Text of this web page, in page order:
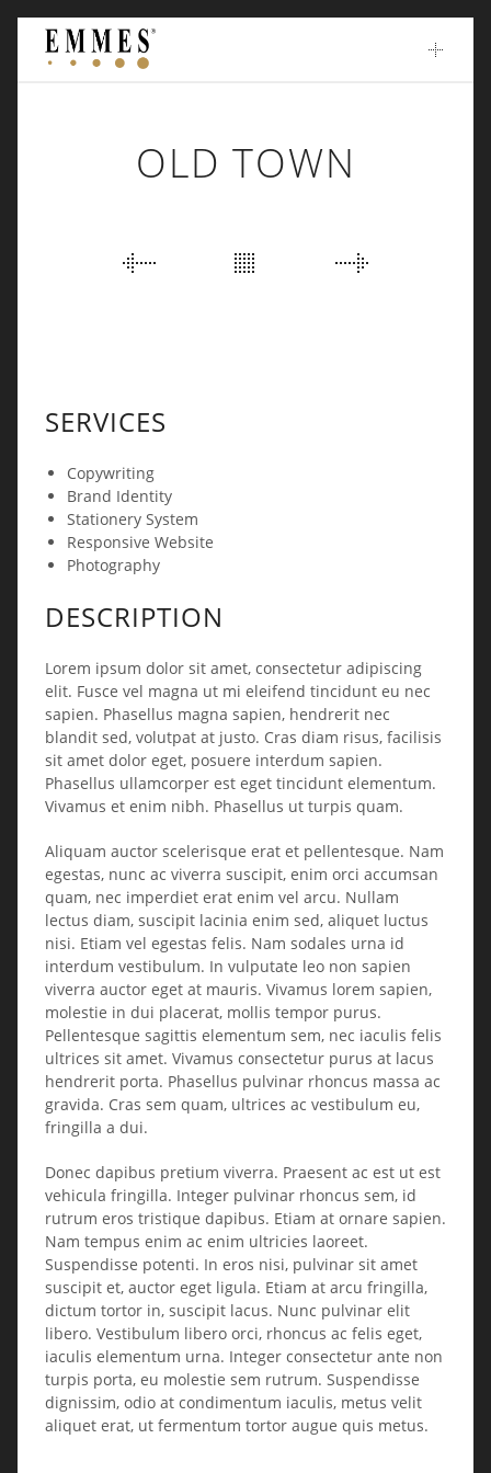
Skip
to
OLD TOWN
PORTFOLIO
SERVICES
Copywriting
Brand Identity
Stationery System
Responsive Website
Photography
DESCRIPTION
Lorem ipsum dolor sit amet, consectetur adipiscing
elit. Fusce vel magna ut mi eleifend tincidunt eu nec
sapien. Phasellus magna sapien, hendrerit nec
blandit sed, volutpat at justo. Cras diam risus, facilisis
sit amet dolor eget, posuere interdum sapien.
Phasellus ullamcorper est eget tincidunt elementum.
Vivamus et enim nibh. Phasellus ut turpis quam.
Aliquam auctor scelerisque erat et pellentesque. Nam
egestas, nunc ac viverra suscipit, enim orci accumsan
quam, nec imperdiet erat enim vel arcu. Nullam
lectus diam, suscipit lacinia enim sed, aliquet luctus
nisi. Etiam vel egestas felis. Nam sodales urna id
interdum vestibulum. In vulputate leo non sapien
viverra auctor eget at mauris. Vivamus lorem sapien,
molestie in dui placerat, mollis tempor purus.
Pellentesque sagittis elementum sem, nec iaculis felis
ultrices sit amet. Vivamus consectetur purus at lacus
hendrerit porta. Phasellus pulvinar rhoncus massa ac
gravida. Cras sem quam, ultrices ac vestibulum eu,
fringilla a dui.
Donec dapibus pretium viverra. Praesent ac est ut est
vehicula fringilla. Integer pulvinar rhoncus sem, id
rutrum eros tristique dapibus. Etiam at ornare sapien.
Nam tempus enim ac enim ultricies laoreet.
Suspendisse potenti. In eros nisi, pulvinar sit amet
suscipit et, auctor eget ligula. Etiam at arcu fringilla,
dictum tortor in, suscipit lacus. Nunc pulvinar elit
libero. Vestibulum libero orci, rhoncus ac felis eget,
iaculis elementum urna. Integer consectetur ante non
turpis porta, eu molestie sem rutrum. Suspendisse
dignissim, odio at condimentum iaculis, metus velit
aliquet erat, ut fermentum tortor augue quis metus.